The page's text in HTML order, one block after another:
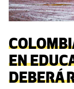
EN
DEBERÁ